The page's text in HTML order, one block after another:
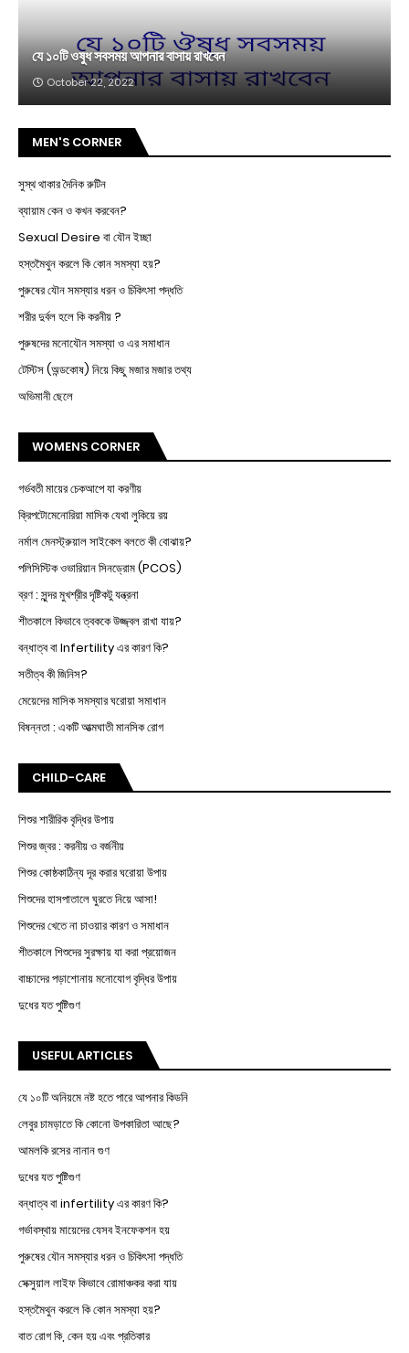
যে ১০টি ওষুধ সবসময় আপনার বাসায় রাখবেন
October 22, 2022
MEN'S CORNER
সুস্থ থাকার দৈনিক রুটিন
ব্যায়াম কেন ও কখন করবেন?
Sexual Desire বা যৌন ইচ্ছা
হস্তমৈথুন করলে কি কোন সমস্যা হয়?
পুরুষের যৌন সমস্যার ধরন ও চিকিৎসা পদ্ধতি
শরীর দুর্বল হলে কি করনীয় ?
পুরুষদের মনোযৌন সমস্যা ও এর সমাধান
টেস্টিস (অন্ডকোষ) নিয়ে কিছু মজার মজার তথ্য
অভিমানী ছেলে
WOMENS CORNER
গর্ভবতী মায়ের চেকআপে যা করণীয়
ক্রিপটোমেনোরিয়া মাসিক যেথা লুকিয়ে রয়
নর্মাল মেনস্ট্রুয়াল সাইকেল বলতে কী বোঝায়?
পলিসিস্টিক ওভারিয়ান সিনড্রোম (PCOS)
ব্রণ : সুন্দর মুখশ্রীর দৃষ্টিকটু যন্ত্রনা
শীতকালে কিভাবে ত্বককে উজ্জ্বল রাখা যায়?
বন্ধাত্ব বা Infertility এর কারণ কি?
সতীত্ব কী জিনিস?
মেয়েদের মাসিক সমস্যার ঘরোয়া সমাধান
বিষন্নতা : একটি আত্মঘাতী মানসিক রোগ
CHILD-CARE
শিশুর শারীরিক বৃদ্ধির উপায়
শিশুর জ্বর : করনীয় ও বর্জনীয়
শিশুর কোষ্ঠকাঠিন্য দূর করার ঘরোয়া উপায়
শিশুদের হাসপাতালে ঘুরতে নিয়ে আসা!
শিশুদের খেতে না চাওয়ার কারণ ও সমাধান
শীতকালে শিশুদের সুরক্ষায় যা করা প্রয়োজন
বাচ্চাদের পড়াশোনায় মনোযোগ বৃদ্ধির উপায়
দুধের যত পুষ্টিগুণ
USEFUL ARTICLES
যে ১০টি অনিয়মে নষ্ট হতে পারে আপনার কিডনি
লেবুর চামড়াতে কি কোনো উপকারিতা আছে?
আমলকি রসের নানান গুণ
দুধের যত পুষ্টিগুণ
বন্ধাত্ব বা infertility এর কারণ কি?
গর্ভাবস্থায় মায়েদের যেসব ইনফেকশন হয়
পুরুষের যৌন সমস্যার ধরন ও চিকিৎসা পদ্ধতি
সেক্সুয়াল লাইফ কিভাবে রোমাঞ্চকর করা যায়
হস্তমৈথুন করলে কি কোন সমস্যা হয়?
বাত রোগ কি, কেন হয় এবং প্রতিকার